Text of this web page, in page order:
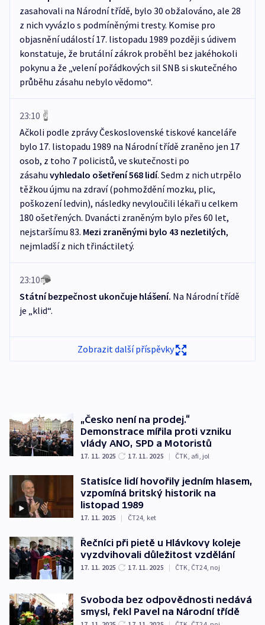
zasahovali na Národní třídě, bylo 30 obžalováno, ale 28
z nich vyvázlo s podmíněnými tresty. Komise pro
objasnění událostí 17. listopadu 1989 později s údivem
konstatuje, že brutální zákrok proběhl bez jakéhokoli
pokynu a že „velení pořádkových sil SNB si skutečného
průběhu zásahu nebylo vědomo“.
23:10
Ačkoli podle zprávy Československé tiskové kanceláře
bylo 17. listopadu 1989 na Národní třídě zraněno jen 17
osob, z toho 7 policistů, ve skutečnosti po
zásahu vyhledalo ošetření 568 lidí. Sedm z nich utrpělo
těžkou újmu na zdraví (pohmoždění mozku, plic,
poškození ledvin), následky nevyloučili lékaři u celkem
180 ošetřených. Dvanácti zraněným bylo přes 60 let,
nejstaršímu 83. Mezi zraněnými bylo 43 nezletilých,
nejmladší z nich třináctiletý.
23:10
Státní bezpečnost ukončuje hlášení. Na Národní třídě
je „klid“.
Zobrazit další příspěvky
„Česko není na prodej.“
Demonstrace mířila proti vzniku
vlády ANO, SPD a Motoristů
17. 11. 2025 17. 11. 2025 | ČTK, afi, jol
Statisíce lidí hovořily jedním hlasem,
vzpomíná britský historik na
listopad 1989
17. 11. 2025 | ČT24, ket
Řečníci při pietě u Hlávkovy koleje
vyzdvihovali důležitost vzdělání
17. 11. 2025 17. 11. 2025 | ČTK, ČT24, noj
Svoboda bez odpovědnosti nedává
smysl, řekl Pavel na Národní třídě